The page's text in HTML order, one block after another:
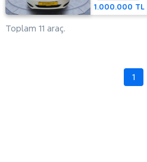
1.000.000 TL
Toplam 11 araç.
1